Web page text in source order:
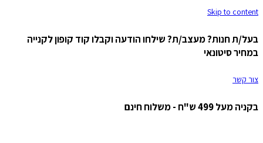
Skip to content
בעל/ת חנות? מעצב/ת? שילחו הודעה וקבלו קוד קופון לקנייה
במחיר סיטונאי
צור קשר
בקניה מעל 499 ש"ח - משלוח חינם